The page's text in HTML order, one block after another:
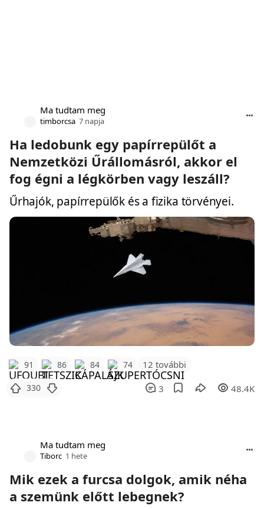
Ma tudtam meg
timborcsa 7 napja
Ha ledobunk egy papírrepülőt a
Nemzetközi Űrállomásról, akkor el
fog égni a légkörben vagy leszáll?
Űrhajók, papírrepülők és a fizika törvényei.
91 86 84 74 12 további
330 3 48.4K
Ma tudtam meg
Tiborc 1 hete
Mik ezek a furcsa dolgok, amik néha
a szemünk előtt lebegnek?